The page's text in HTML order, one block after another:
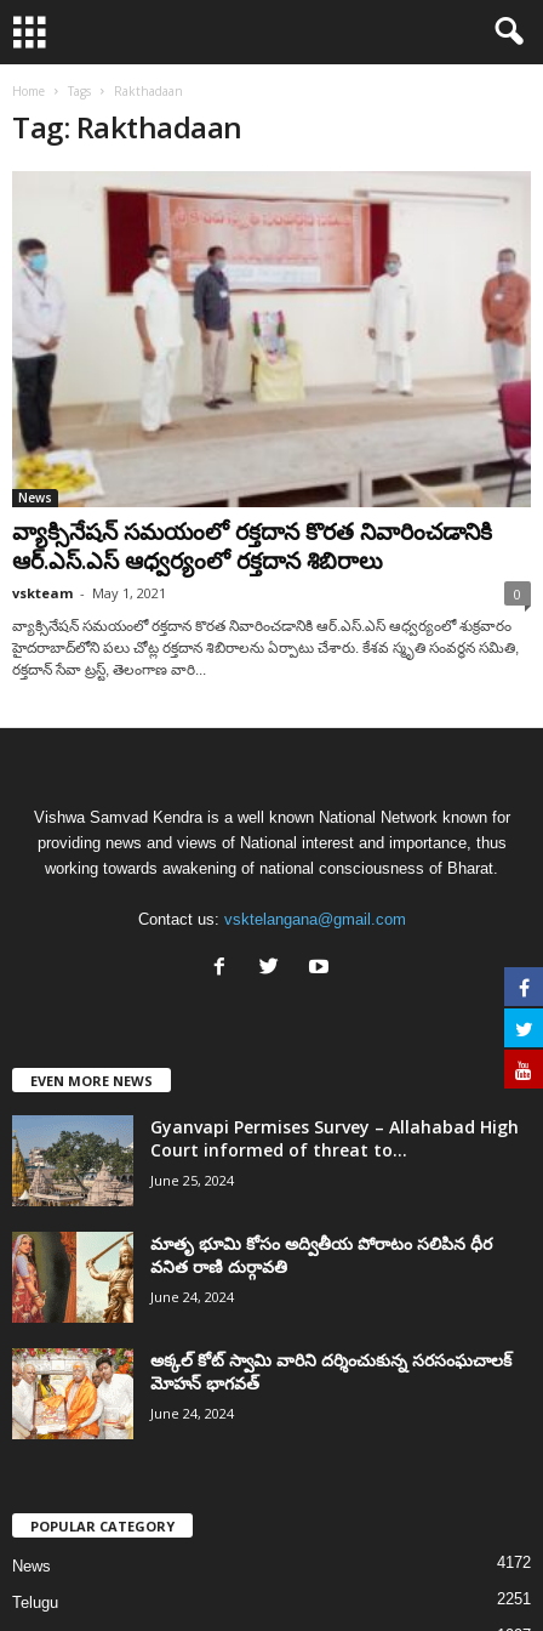
Home Tags Rakthadaan
Tag: Rakthadaan
News
వ్యాక్సినేషన్ స‌మ‌యంలో రక్తదాన కొరత నివారించడానికి
ఆర్‌.ఎస్‌.ఎస్‌ ఆధ్వ‌ర్యంలో రక్తదాన శిబిరాలు
vskteam - May 1, 2021 0
వ్యాక్సినేష‌న్ స‌మ‌యంలో ర‌క్త‌దాన కొర‌త నివారించ‌డానికి ఆర్‌.ఎస్‌.ఎస్ ఆధ్వ‌ర్యంలో శుక్ర‌వారం
హైద‌రాబాద్‌లోని ప‌లు చోట్ల ర‌క్త‌దాన శిబిరాల‌ను ఏర్పాటు చేశారు. కేశవ స్మృతి సంవర్ధన సమితి,
రక్తదాన్ సేవా ట్రస్ట్, తెలంగాణ వారి...
Vishwa Samvad Kendra is a well known National Network known for
providing news and views of National interest and importance, thus
working towards awakening of national consciousness of Bharat.
Contact us: vsktelangana@gmail.com
EVEN MORE NEWS
Gyanvapi Permises Survey – Allahabad High
Court informed of threat to...
June 25, 2024
మాతృ భూమి కోసం అద్వితీయ పోరాటం సలిపిన ధీర
వనిత రాణి దుర్గావతి
June 24, 2024
అక్కల్‌ కోట్‌ స్వామి వారిని దర్శించుకున్న సరసంఘచాలక్
మోహన్ భాగవత్
June 24, 2024
POPULAR CATEGORY
News 4172
Telugu 2251